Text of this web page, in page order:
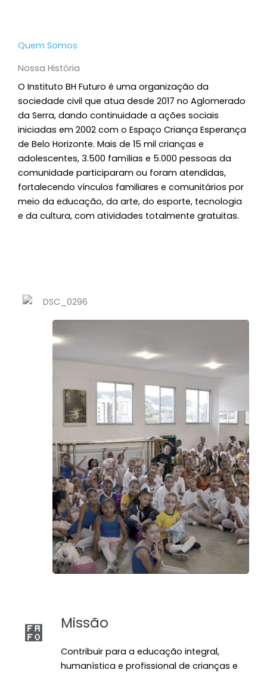
Quem Somos
Nossa História
O Instituto BH Futuro é uma organização da
sociedade civil que atua desde 2017 no Aglomerado
da Serra, dando continuidade a ações sociais
iniciadas em 2002 com o Espaço Criança Esperança
de Belo Horizonte. Mais de 15 mil crianças e
adolescentes, 3.500 famílias e 5.000 pessoas da
comunidade participaram ou foram atendidas,
fortalecendo vínculos familiares e comunitários por
meio da educação, da arte, do esporte, tecnologia
e da cultura, com atividades totalmente gratuitas.
Missão
Contribuir para a educação integral,
humanística e profissional de crianças e